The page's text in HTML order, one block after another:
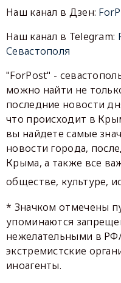
Наш канал в Дзен:
Наш канал в Telegram:
Севастополя
"ForPost" -
можно найти не
последние новости
что происходит в
вы найдете самые
новости города,
Крыма, а также все
обществе, культуре,
* Значком отмечены
упоминаются
нежелательными в
экстремистские
иноагенты.